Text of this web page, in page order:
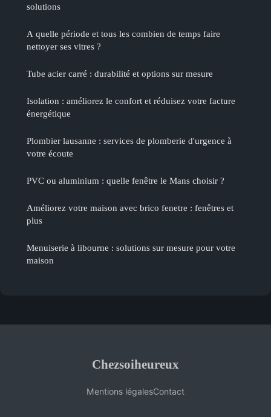
solutions
A quelle période et tous les combien de temps faire
nettoyer ses vitres ?
Tube acier carré : durabilité et options sur mesure
Isolation : améliorez le confort et réduisez votre facture
énergétique
Plombier lausanne : services de plomberie d'urgence à
votre écoute
PVC ou aluminium : quelle fenêtre le Mans choisir ?
Améliorez votre maison avec brico fenetre : fenêtres et
plus
Menuiserie à libourne : solutions sur mesure pour votre
maison
Chezsoiheureux
Mentions légalesContact